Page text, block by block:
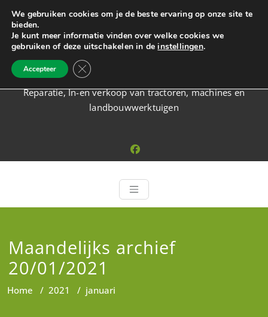
naar
inhoud
Venema Machinery
Reparatie, In-en verkoop van tractoren, machines en
landbouwwerktuigen
Maandelijks archief
20/01/2021
Home / 2021 / januari
We gebruiken cookies om je de beste ervaring op onze site te
bieden.
Je kunt meer informatie vinden over welke cookies we
gebruiken of deze uitschakelen in deinstellingen.
Accepteer Sluit AVG/GDPR cookie banner